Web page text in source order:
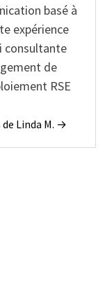
basé à
expérience
consultante
de
RSE
Linda M. →